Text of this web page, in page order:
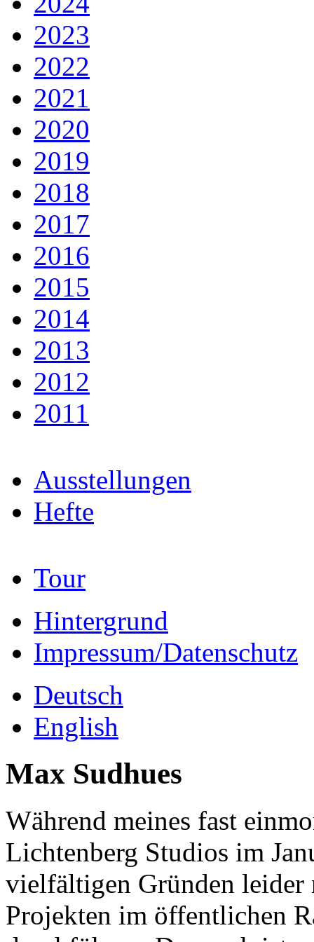
2023
2022
2021
2020
2019
2018
2017
2016
2015
2014
2013
2012
2011
Ausstellungen
Hefte
Tour
Hintergrund
Impressum/Datenschutz
Deutsch
English
Max Sudhues
Während meines fast
Lichtenberg Studios im
vielfältigen Gründen
Projekten im öffentlichen